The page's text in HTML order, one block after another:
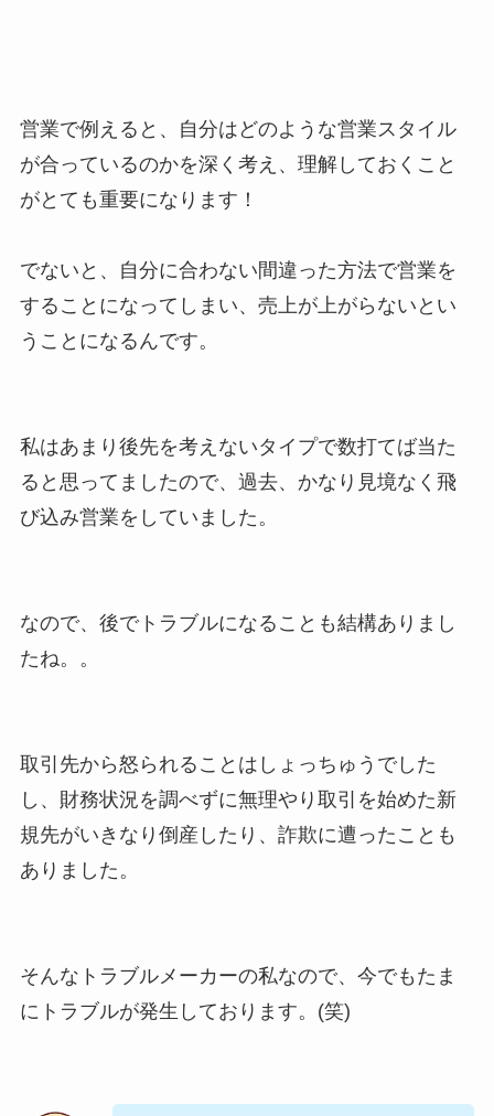
営業で例えると、自分はどのような営業スタイル
が合っているのかを深く考え、理解しておくこと
がとても重要になります！
でないと、自分に合わない間違った方法で営業を
することになってしまい、売上が上がらないとい
うことになるんです。
私はあまり後先を考えないタイプで数打てば当た
ると思ってましたので、過去、かなり見境なく飛
び込み営業をしていました。
なので、後でトラブルになることも結構ありまし
たね。。
取引先から怒られることはしょっちゅうでした
し、財務状況を調べずに無理やり取引を始めた新
規先がいきなり倒産したり、詐欺に遭ったことも
ありました。
そんなトラブルメーカーの私なので、今でもたま
にトラブルが発生しております。(笑)